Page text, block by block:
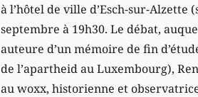
à l’hôtel de ville d’Esch-sur-Alzette
septembre à 19h30. Le débat,
auteure d’un mémoire de fin
de l’apartheid au Luxembourg),
au woxx, historienne et